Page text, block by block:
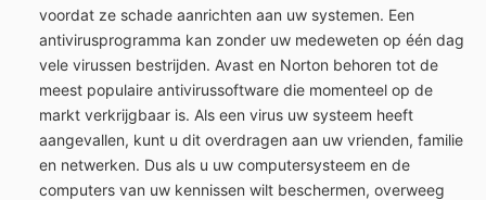
voordat ze schade aanrichten aan uw systemen. Een
antivirusprogramma kan zonder uw medeweten op één dag
vele virussen bestrijden. Avast en Norton behoren tot de
meest populaire antivirussoftware die momenteel op de
markt verkrijgbaar is. Als een virus uw systeem heeft
aangevallen, kunt u dit overdragen aan uw vrienden, familie
en netwerken. Dus als u uw computersysteem en de
computers van uw kennissen wilt beschermen, overweeg